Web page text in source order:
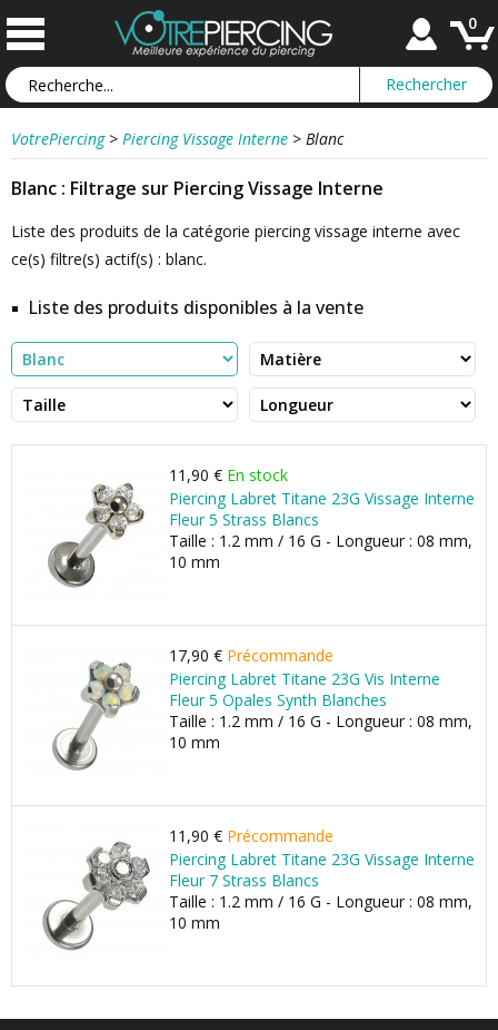
0
VotrePiercing > Piercing Vissage Interne > Blanc
Blanc : Filtrage sur Piercing Vissage Interne
Liste des produits de la catégorie piercing vissage interne avec
ce(s) filtre(s) actif(s) : blanc.
Liste des produits disponibles à la vente
11,90 € En stock
Piercing Labret Titane 23G Vissage Interne
Fleur 5 Strass Blancs
Taille : 1.2 mm / 16 G - Longueur : 08 mm,
10 mm
17,90 € Précommande
Piercing Labret Titane 23G Vis Interne
Fleur 5 Opales Synth Blanches
Taille : 1.2 mm / 16 G - Longueur : 08 mm,
10 mm
11,90 € Précommande
Piercing Labret Titane 23G Vissage Interne
Fleur 7 Strass Blancs
Taille : 1.2 mm / 16 G - Longueur : 08 mm,
10 mm